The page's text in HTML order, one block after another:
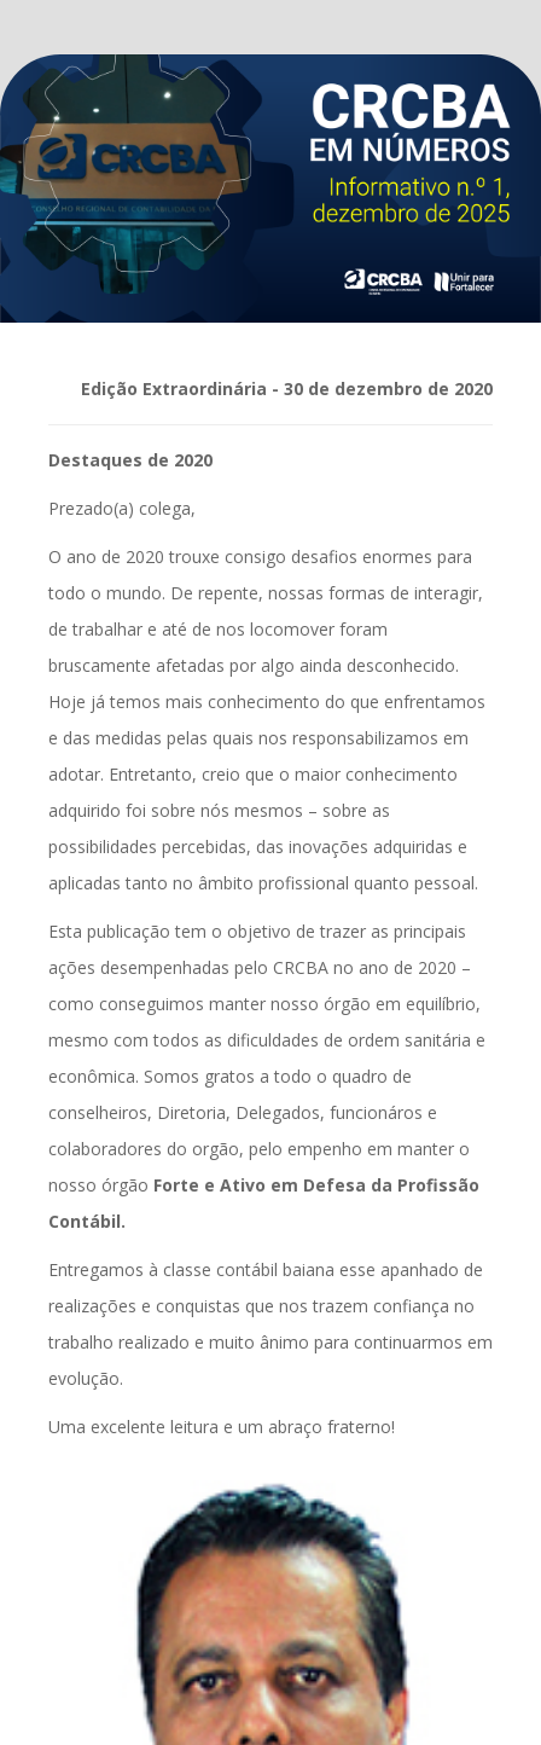
Edição Extraordinária - 30 de dezembro de 2020
Destaques de 2020
Prezado(a) colega,
O ano de 2020 trouxe consigo desafios enormes para
todo o mundo. De repente, nossas formas de interagir,
de trabalhar e até de nos locomover foram
bruscamente afetadas por algo ainda desconhecido.
Hoje já temos mais conhecimento do que enfrentamos
e das medidas pelas quais nos responsabilizamos em
adotar. Entretanto, creio que o maior conhecimento
adquirido foi sobre nós mesmos – sobre as
possibilidades percebidas, das inovações adquiridas e
aplicadas tanto no âmbito profissional quanto pessoal.
Esta publicação tem o objetivo de trazer as principais
ações desempenhadas pelo CRCBA no ano de 2020 –
como conseguimos manter nosso órgão em equilíbrio,
mesmo com todos as dificuldades de ordem sanitária e
econômica. Somos gratos a todo o quadro de
conselheiros, Diretoria, Delegados, funcionáros e
colaboradores do orgão, pelo empenho em manter o
nosso órgão Forte e Ativo em Defesa da Profissão
Contábil.
Entregamos à classe contábil baiana esse apanhado de
realizações e conquistas que nos trazem confiança no
trabalho realizado e muito ânimo para continuarmos em
evolução.
Uma excelente leitura e um abraço fraterno!